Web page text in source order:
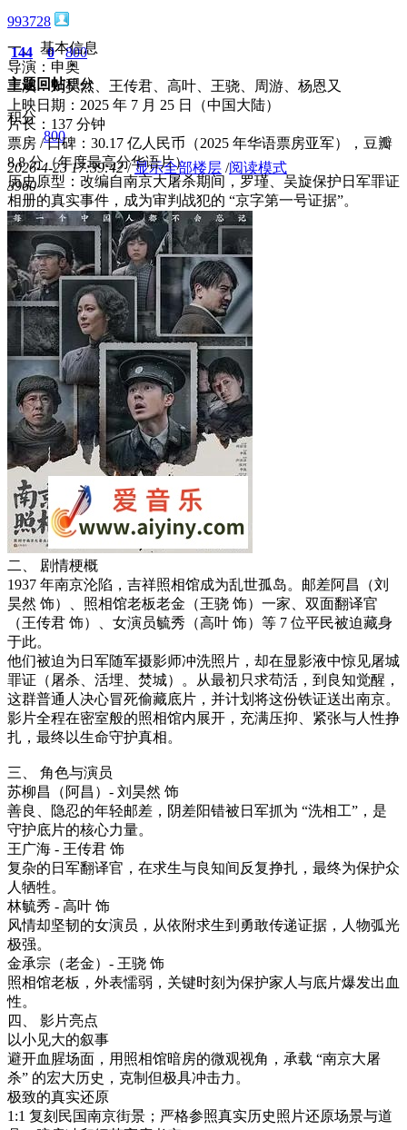
993728
144
主题
0
回帖
800
积分
积分
800
2026-4-23 17:39:42 / 显示全部楼层 /阅读模式
3960
一、 基本信息
导演：申奥
主演：刘昊然、王传君、高叶、王骁、周游、杨恩又
上映日期：2025 年 7 月 25 日（中国大陆）
片长：137 分钟
票房 / 口碑：30.17 亿人民币（2025 年华语票房亚军），豆瓣
8.8 分（年度最高分华语片）
历史原型：改编自南京大屠杀期间，罗瑾、吴旋保护日军罪证
相册的真实事件，成为审判战犯的 “京字第一号证据”。
二、 剧情梗概
1937 年南京沦陷，吉祥照相馆成为乱世孤岛。邮差阿昌（刘
昊然 饰）、照相馆老板老金（王骁 饰）一家、双面翻译官
（王传君 饰）、女演员毓秀（高叶 饰）等 7 位平民被迫藏身
于此。
他们被迫为日军随军摄影师冲洗照片，却在显影液中惊见屠城
罪证（屠杀、活埋、焚城）。从最初只求苟活，到良知觉醒，
这群普通人决心冒死偷藏底片，并计划将这份铁证送出南京。
影片全程在密室般的照相馆内展开，充满压抑、紧张与人性挣
扎，最终以生命守护真相。
三、 角色与演员
苏柳昌（阿昌）- 刘昊然 饰
善良、隐忍的年轻邮差，阴差阳错被日军抓为 “洗相工”，是
守护底片的核心力量。
王广海 - 王传君 饰
复杂的日军翻译官，在求生与良知间反复挣扎，最终为保护众
人牺牲。
林毓秀 - 高叶 饰
风情却坚韧的女演员，从依附求生到勇敢传递证据，人物弧光
极强。
金承宗（老金）- 王骁 饰
照相馆老板，外表懦弱，关键时刻为保护家人与底片爆发出血
性。
四、 影片亮点
以小见大的叙事
避开血腥场面，用照相馆暗房的微观视角，承载 “南京大屠
杀” 的宏大历史，克制但极具冲击力。
极致的真实还原
1:1 复刻民国南京街景；严格参照真实历史照片还原场景与道